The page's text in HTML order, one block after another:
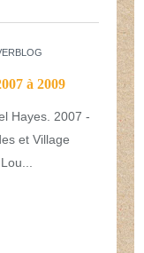
à 2009
Hayes. 2007 -
et Village